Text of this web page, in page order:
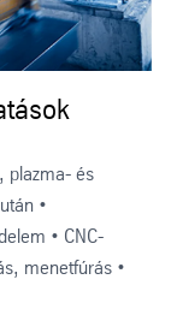
plazma- és
•
• CNC-
menetfúrás •